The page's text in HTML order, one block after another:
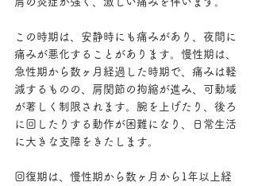
この時期は、安静時にも痛みがあり、夜間に
痛みが悪化することがあります。慢性期は、
急性期から数ヶ月経過した時期で、痛みは軽
減するものの、肩関節の拘縮が進み、可動域
が著しく制限されます。腕を上げたり、後ろ
に回したりする動作が困難になり、日常生活
に大きな支障をきたします。
回復期は、慢性期から数ヶ月から1年以上経